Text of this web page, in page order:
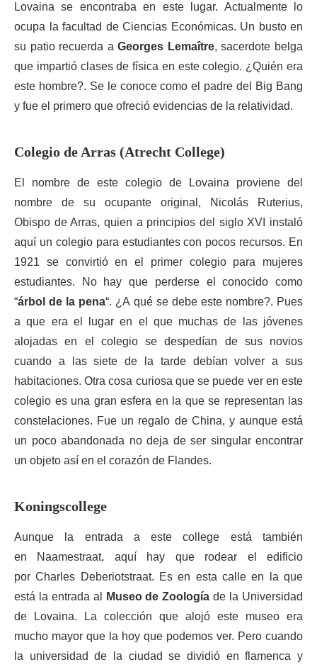
Lovaina se encontraba en este lugar. Actualmente lo
ocupa la facultad de Ciencias Económicas. Un busto en
su patio recuerda aGeorges Lemaître, sacerdote belga
que impartió clases de física en este colegio. ¿Quién era
este hombre?. Se le conoce como el padre del Big Bang
y fue el primero que ofreció evidencias de la relatividad.
Colegio de Arras (Atrecht College)
El nombre de este colegio de Lovaina proviene del
nombre de su ocupante original, Nicolás Ruterius,
Obispo de Arras, quien a principios del siglo XVI instaló
aquí un colegio para estudiantes con pocos recursos. En
1921 se convirtió en el primer colegio para mujeres
estudiantes. No hay que perderse el conocido como
“árbol de la pena“. ¿A qué se debe este nombre?. Pues
a que era el lugar en el que muchas de las jóvenes
alojadas en el colegio se despedían de sus novios
cuando a las siete de la tarde debían volver a sus
habitaciones. Otra cosa curiosa que se puede ver en este
colegio es una gran esfera en la que se representan las
constelaciones. Fue un regalo de China, y aunque está
un poco abandonada no deja de ser singular encontrar
un objeto así en el corazón de Flandes.
Koningscollege
Aunque la entrada a este college está también
en Naamestraat, aquí hay que rodear el edificio
por Charles Deberiotstraat. Es en esta calle en la que
está la entrada al
Museo de Zoología de la Universidad
de Lovaina. La colección que alojó este museo era
mucho mayor que la hoy que podemos ver. Pero cuando
la universidad de la ciudad se dividió en flamenca y